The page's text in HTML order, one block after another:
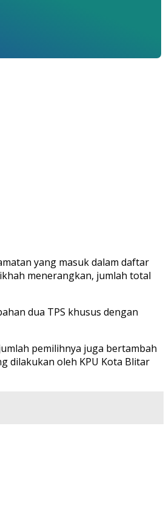
yang masuk dalam daftar
menerangkan, jumlah total
dua TPS khusus dengan
pemilihnya juga bertambah
dilakukan oleh KPU Kota Blitar